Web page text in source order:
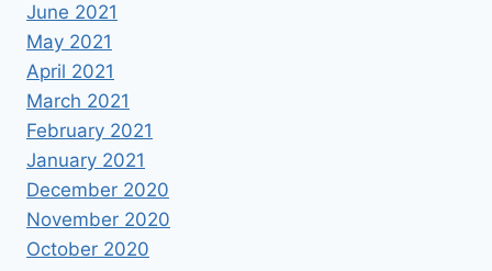
June 2021
May 2021
April 2021
March 2021
February 2021
January 2021
December 2020
November 2020
October 2020